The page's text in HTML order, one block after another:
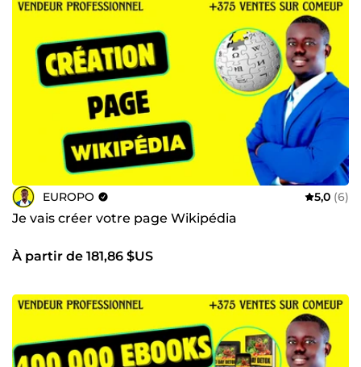
EUROPO 5,0 (6)
Je vais créer votre page Wikipédia
À partir de 181,86 $US